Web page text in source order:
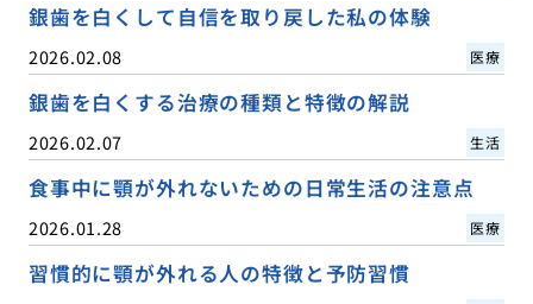
銀歯を白くして自信を取り戻した私の体験
2026.02.08 医療
銀歯を白くする治療の種類と特徴の解説
2026.02.07 生活
食事中に顎が外れないための日常生活の注意点
2026.01.28 医療
習慣的に顎が外れる人の特徴と予防習慣